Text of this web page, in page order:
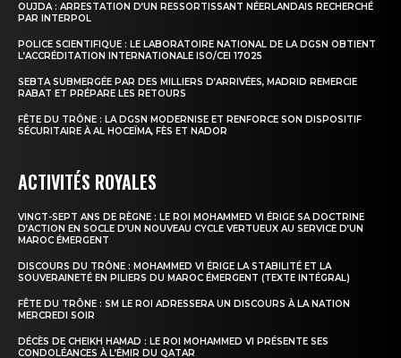
OUJDA : ARRESTATION D’UN RESSORTISSANT NÉERLANDAIS RECHERCHÉ
PAR INTERPOL
POLICE SCIENTIFIQUE : LE LABORATOIRE NATIONAL DE LA DGSN OBTIENT
L’ACCRÉDITATION INTERNATIONALE ISO/CEI 17025
SEBTA SUBMERGÉE PAR DES MILLIERS D’ARRIVÉES, MADRID REMERCIE
RABAT ET PRÉPARE LES RETOURS
FÊTE DU TRÔNE : LA DGSN MODERNISE ET RENFORCE SON DISPOSITIF
SÉCURITAIRE À AL HOCEÏMA, FÈS ET NADOR
ACTIVITÉS ROYALES
VINGT-SEPT ANS DE RÈGNE : LE ROI MOHAMMED VI ÉRIGE SA DOCTRINE
D’ACTION EN SOCLE D’UN NOUVEAU CYCLE VERTUEUX AU SERVICE D’UN
MAROC ÉMERGENT
DISCOURS DU TRÔNE : MOHAMMED VI ÉRIGE LA STABILITÉ ET LA
SOUVERAINETÉ EN PILIERS DU MAROC ÉMERGENT (TEXTE INTÉGRAL)
FÊTE DU TRÔNE : SM LE ROI ADRESSERA UN DISCOURS À LA NATION
MERCREDI SOIR
DÉCÈS DE CHEIKH HAMAD : LE ROI MOHAMMED VI PRÉSENTE SES
CONDOLÉANCES À L’ÉMIR DU QATAR